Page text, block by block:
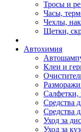
Тросы и
Часы,
Чехлы,
Щетки,
Автохимия
Клеи и
Салфетки,
Средства
Средства
Уход за
Уход за